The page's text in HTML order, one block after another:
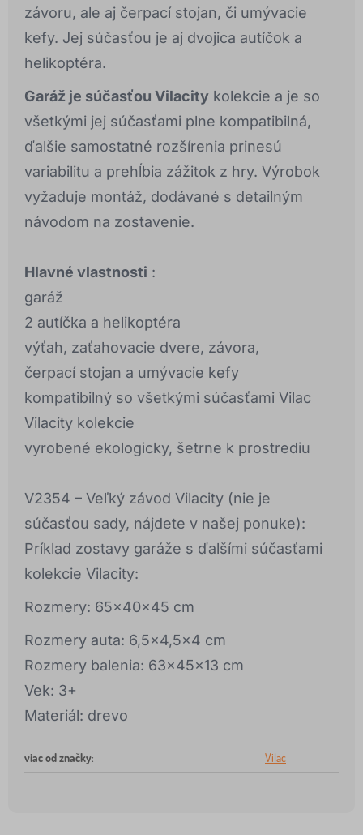
závoru, ale aj čerpací stojan, či umývacie
kefy. Jej súčasťou je aj dvojica autíčok a
helikoptéra.
Garáž je súčasťou Vilacity kolekcie a je so
všetkými jej súčasťami plne kompatibilná,
ďalšie samostatné rozšírenia prinesú
variabilitu a prehĺbia zážitok z hry. Výrobok
vyžaduje montáž, dodávané s detailným
návodom na zostavenie.
Hlavné vlastnosti :
garáž
2 autíčka a helikoptéra
výťah, zaťahovacie dvere, závora,
čerpací stojan a umývacie kefy
kompatibilný so všetkými súčasťami Vilac
Vilacity kolekcie
vyrobené ekologicky, šetrne k prostrediu
V2354 – Veľký závod Vilacity (nie je
súčasťou sady, nájdete v našej ponuke):
Príklad zostavy garáže s ďalšími súčasťami
kolekcie Vilacity:
Rozmery: 65x40x45 cm
Rozmery auta: 6,5x4,5x4 cm
Rozmery balenia: 63x45x13 cm
Vek: 3+
Materiál: drevo
viac od značky: Vilac